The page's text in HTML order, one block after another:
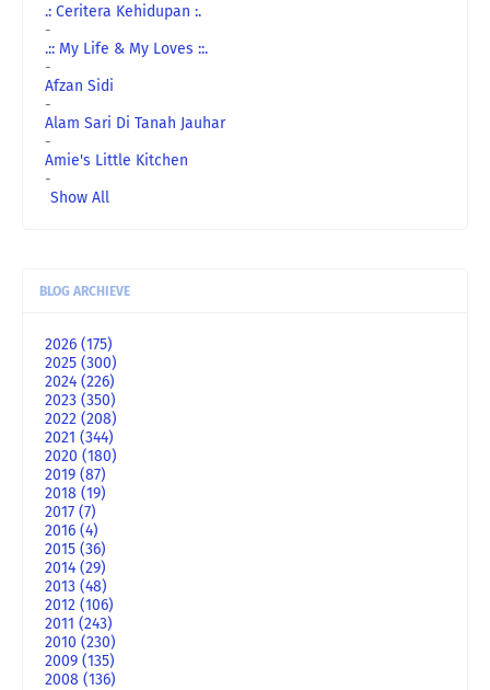
.: Ceritera Kehidupan :.
-
.:: My Life & My Loves ::.
-
Afzan Sidi
-
Alam Sari Di Tanah Jauhar
-
Amie's Little Kitchen
-
Show All
BLOG ARCHIEVE
2026 (175)
2025 (300)
2024 (226)
2023 (350)
2022 (208)
2021 (344)
2020 (180)
2019 (87)
2018 (19)
2017 (7)
2016 (4)
2015 (36)
2014 (29)
2013 (48)
2012 (106)
2011 (243)
2010 (230)
2009 (135)
2008 (136)